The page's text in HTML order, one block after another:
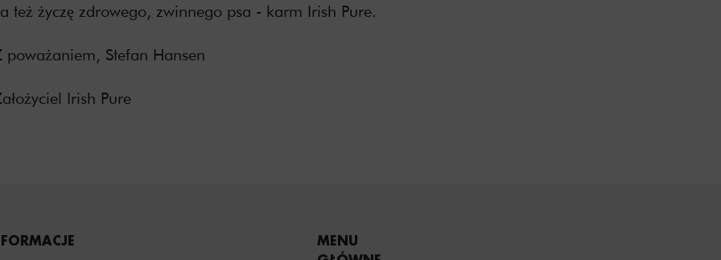
też życzę zdrowego, zwinnego psa - karm Irish Pure.
poważaniem, Stefan Hansen
Irish Pure
MENU